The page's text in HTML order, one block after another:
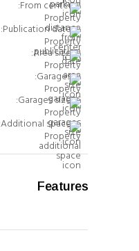
From center:
Publication date:
Area size:
Garages:
Garages size:
Additional space:
Features